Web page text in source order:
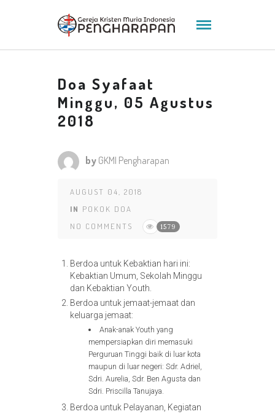
Doa Syafaat
Minggu, 05 Agustus
2018
by GKMI Pengharapan
AUGUST 04, 2018
IN POKOK DOA
NO COMMENTS
1579
Berdoa untuk Kebaktian hari ini:
Kebaktian Umum, Sekolah Minggu
dan Kebaktian Youth.
Berdoa untuk jemaat-jemaat dan
keluarga jemaat:
Anak-anak Youth yang
mempersiapkan diri memasuki
Perguruan Tinggi baik di luar kota
maupun di luar negeri: Sdr. Adriel,
Sdri. Aurelia, Sdr. Ben Agusta dan
Sdri. Priscilla Tanujaya.
Berdoa untuk Pelayanan, Kegiatan